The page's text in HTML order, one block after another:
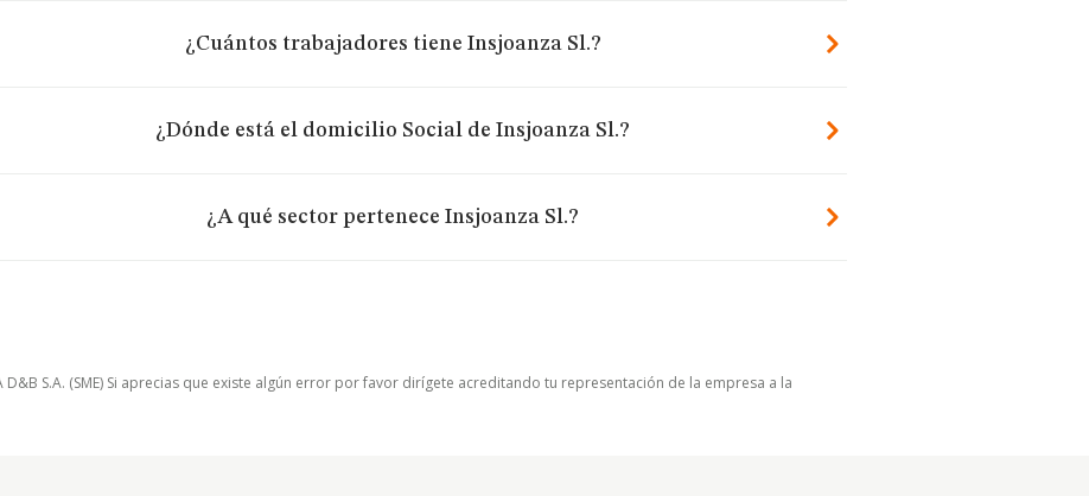
¿Cuántos trabajadores tiene Insjoanza Sl.?
¿Dónde está el domicilio Social de Insjoanza Sl.?
¿A qué sector pertenece Insjoanza Sl.?
S.A. (SME) Si aprecias que existe algún error por favor dirígete acreditando tu representación de la empresa a la